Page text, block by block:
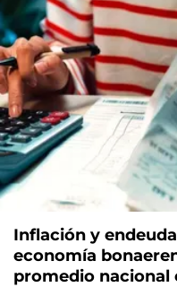
Inflación y
economía
promedio nacional